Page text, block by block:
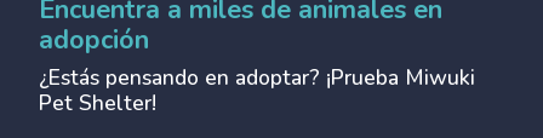
Encuentra a miles de animales en
adopción
¿Estás pensando en adoptar? ¡Prueba Miwuki
Pet Shelter!